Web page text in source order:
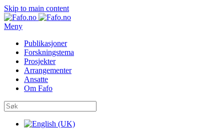
Skip to main content
Meny
Publikasjoner
Forskningstema
Prosjekter
Arrangementer
Ansatte
Om Fafo